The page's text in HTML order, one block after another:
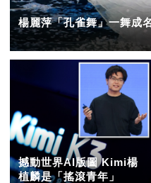
楊麗萍「孔雀舞」一舞成
撼動世界AI版圖 Kimi楊
植麟是「搖滾青年」